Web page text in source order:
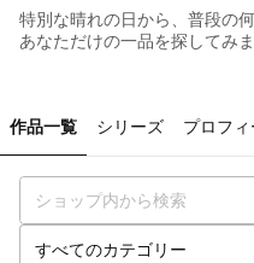
特別な晴れの日から、普段の
あなただけの一品を探してみま
作品一覧 シリーズ プロフ